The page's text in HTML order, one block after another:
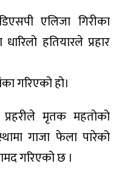
एलिजा गिरीका
हतियारले प्रहार
गरिएको हो।
मृतक महतोको
गाजा फेला पारेको
गरिएको छ ।